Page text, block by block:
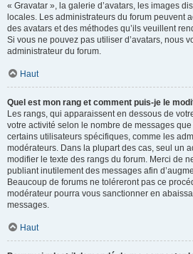
« Gravatar », la galerie d’avatars, les images
locales. Les administrateurs du forum peuvent
des avatars et des méthodes qu’ils veuillent
Si vous ne pouvez pas utiliser d’avatars, nous
administrateur du forum.
Haut
Quel est mon rang et comment puis-je le
Les rangs, qui apparaissent en dessous de
votre activité selon le nombre de messages
certains utilisateurs spécifiques, comme les
modérateurs. Dans la plupart des cas, seul un
modifier le texte des rangs du forum. Merci de
publiant inutilement des messages afin
Beaucoup de forums ne toléreront pas ce
modérateur pourra vous sanctionner en
messages.
Haut